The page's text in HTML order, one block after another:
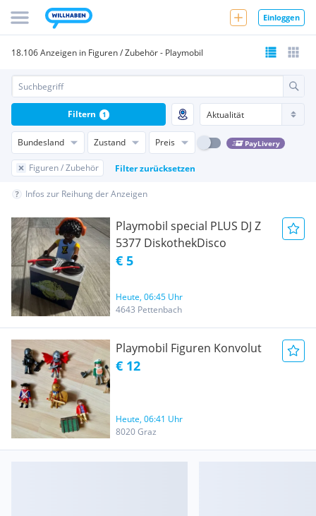
Einloggen
18.106 Anzeigen in Figuren / Zubehör - Playmobil
Bundesland Zustand Preis PayLivery
Figuren / Zubehör Filter zurücksetzen
Filtern 1
Infos zur Reihung der Anzeigen
Playmobil special PLUS DJ Z
5377 DiskothekDisco
€ 5
Heute, 06:45 Uhr
4643 Pettenbach
Playmobil Figuren Konvolut
€ 12
Heute, 06:41 Uhr
8020 Graz